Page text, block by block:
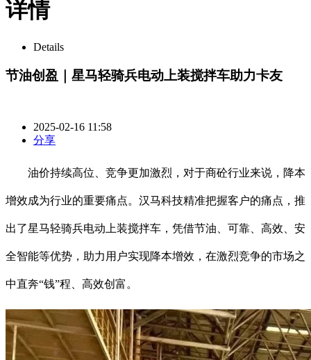
详情
Details
节油创盈｜星马轻骑兵电动上装搅拌车助力卡友
2025-02-16 11:58
分享
油价持续高位、竞争更加激烈，对于商砼行业来说，降本
增效成为行业的重要痛点。汉马科技精准把握客户的痛点，推
出了星马轻骑兵电动上装搅拌车，凭借节油、可靠、高效、安
全智能等优势，助力用户实现降本增效，在激烈竞争的市场之
中直奔“钱”程、高效创富。